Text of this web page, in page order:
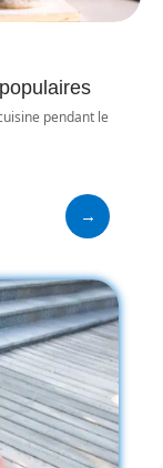
pendant le